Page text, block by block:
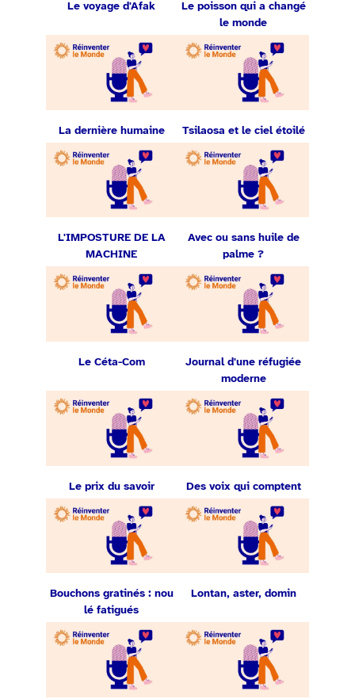
Le voyage d'Afak
Le poisson qui a changé
le monde
La dernière humaine Tsilaosa et le ciel étoilé
L'IMPOSTURE DE LA
MACHINE
Avec ou sans huile de
palme ?
Le Céta-Com
Journal d'une réfugiée
moderne
Le prix du savoir Des voix qui comptent
Bouchons gratinés : nou
lé fatigués
Lontan, aster, domin